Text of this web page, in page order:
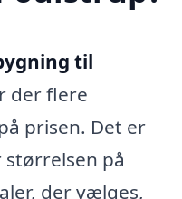
til
der flere
prisen. Det er
på
der vælges,